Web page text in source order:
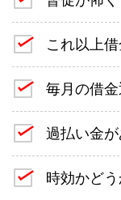
これ以上
毎月の借
過払い金
時効かど